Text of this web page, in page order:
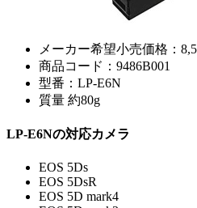
メーカー希望小売価格：
商品コード：9486B001
型番：LP-E6N
質量 約80g
LP-E6Nの対応カメラ
EOS 5Ds
EOS 5DsR
EOS 5D mark4